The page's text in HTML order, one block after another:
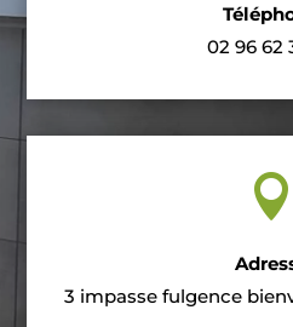
02 96 62

3 impasse fulgence